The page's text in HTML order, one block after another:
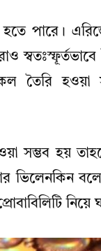
পারে।
তৈরি হওয়া
হয়
ভিলেনকিন
নিয়ে